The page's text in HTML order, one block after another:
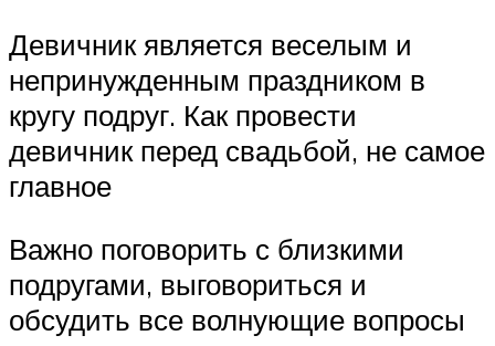
Девичник является веселым и
непринужденным праздником в
кругу подруг. Как провести
девичник перед свадьбой, не самое
главное
Важно поговорить с близкими
подругами, выговориться и
обсудить все волнующие вопросы